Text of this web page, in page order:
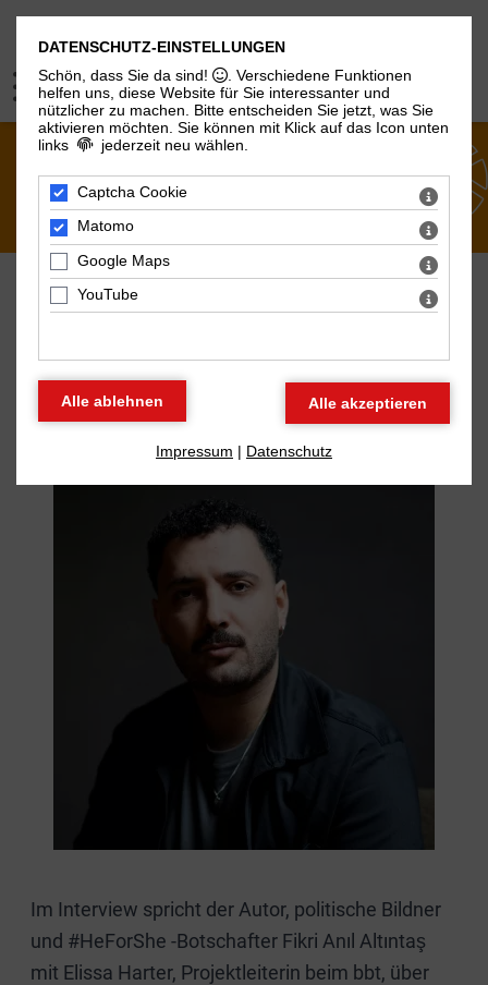
PUBLIKATIONEN
FIKRI ANIL ALTINTAŞ:
MÄNNLICHKEIT IM WANDEL
Im Interview spricht der Autor, politische Bildner
und #HeForShe -Botschafter Fikri Anıl Altıntaş
mit Elissa Harter, Projektleiterin beim bbt, über
DATENSCHUTZ-EINSTELLUNGEN
Schön, dass Sie da sind!
. Verschiedene Funktionen
helfen uns, diese Website für Sie interessanter und
nützlicher zu machen.
Bitte entscheiden Sie jetzt, was Sie
aktivieren möchten. Sie können mit Klick auf das Icon unten
links
jederzeit neu wählen.
Captcha Cookie
Matomo
Google Maps
YouTube
Impressum | Datenschutz